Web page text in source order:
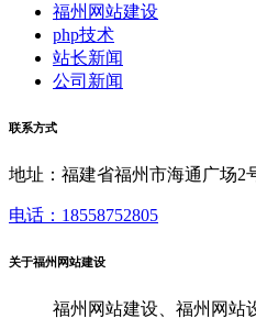
福州网站建设
php技术
站长新闻
公司新闻
联系方式
地址：福建省福州市海通广场2
电话：18558752805
关于福州网站建设
福州网站建设、福州网站